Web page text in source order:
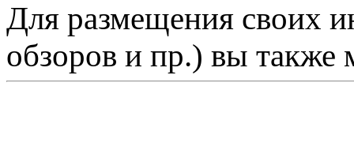
Для размещения своих
обзоров и пр.) вы также